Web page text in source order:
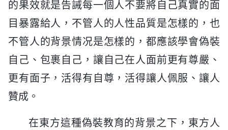
的果效就是告誡每一個人不要將自己真實的面
目暴露給人，不管人的人性品質是怎樣的，也
不管人的背景情况是怎樣的，都應該學會偽裝
自己、包裹自己，讓自己在人面前更有尊嚴、
更有面子，活得有自尊，活得讓人佩服、讓人
贊成。
在東方這種偽裝教育的背景之下，東方人